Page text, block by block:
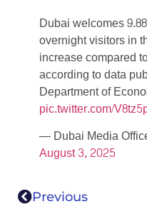
Dubai welcomes
overnight visitors in
increase compared
according to data
Department of
pic.twitter.com/
— Dubai Media
August 3, 2025
Previous